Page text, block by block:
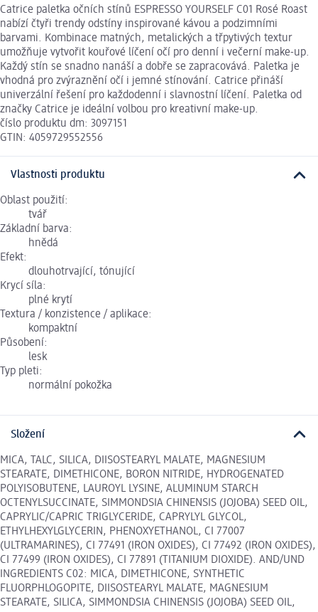
Catrice paletka očních stínů ESPRESSO YOURSELF C01 Rosé Roast
nabízí čtyři trendy odstíny inspirované kávou a podzimními
barvami. Kombinace matných, metalických a třpytivých textur
umožňuje vytvořit kouřové líčení očí pro denní i večerní make-up.
Každý stín se snadno nanáší a dobře se zapracovává. Paletka je
vhodná pro zvýraznění očí i jemné stínování. Catrice přináší
univerzální řešení pro každodenní i slavnostní líčení. Paletka od
značky Catrice je ideální volbou pro kreativní make-up.
číslo produktu dm: 3097151
GTIN: 4059729552556
Vlastnosti produktu
Oblast použití:
tvář
Základní barva:
hnědá
Efekt:
dlouhotrvající, tónující
Krycí síla:
plné krytí
Textura / konzistence / aplikace:
kompaktní
Působení:
lesk
Typ pleti:
normální pokožka
Složení
MICA, TALC, SILICA, DIISOSTEARYL MALATE, MAGNESIUM
STEARATE, DIMETHICONE, BORON NITRIDE, HYDROGENATED
POLYISOBUTENE, LAUROYL LYSINE, ALUMINUM STARCH
OCTENYLSUCCINATE, SIMMONDSIA CHINENSIS (JOJOBA) SEED OIL,
CAPRYLIC/CAPRIC TRIGLYCERIDE, CAPRYLYL GLYCOL,
ETHYLHEXYLGLYCERIN, PHENOXYETHANOL, CI 77007
(ULTRAMARINES), CI 77491 (IRON OXIDES), CI 77492 (IRON OXIDES),
CI 77499 (IRON OXIDES), CI 77891 (TITANIUM DIOXIDE). AND/UND
INGREDIENTS C02: MICA, DIMETHICONE, SYNTHETIC
FLUORPHLOGOPITE, DIISOSTEARYL MALATE, MAGNESIUM
STEARATE, SILICA, SIMMONDSIA CHINENSIS (JOJOBA) SEED OIL,